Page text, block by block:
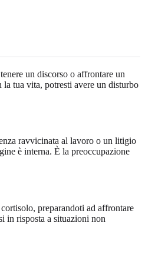
un discorso o affrontare un
tua vita, potresti avere un disturbo
ravvicinata al lavoro o un litigio
è interna. È la preoccupazione
preparandoti ad affrontare
in risposta a situazioni non